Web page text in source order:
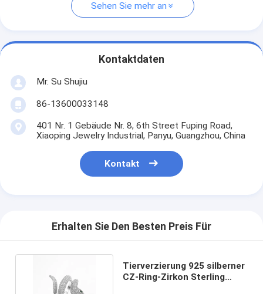
Sehen Sie mehr an
Kontaktdaten
Mr. Su Shujiu
86-13600033148
401 Nr. 1 Gebäude Nr. 8, 6th Street Fuping Road,
Xiaoping Jewelry Industrial, Panyu, Guangzhou, China
Kontakt
Erhalten Sie Den Besten Preis Für
Tierverzierung 925 silberner
CZ-Ring-Zirkon Sterling